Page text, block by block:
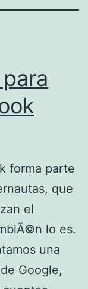
forma parte
que
el
lo es.
una
Google,